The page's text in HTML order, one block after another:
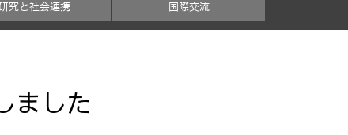
究と社会連携 国際交流
ました